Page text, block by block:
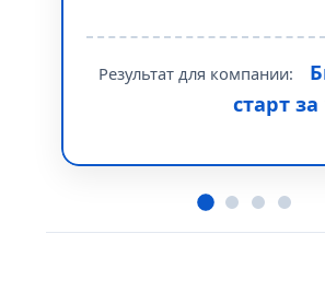
Результат для компании:
старт